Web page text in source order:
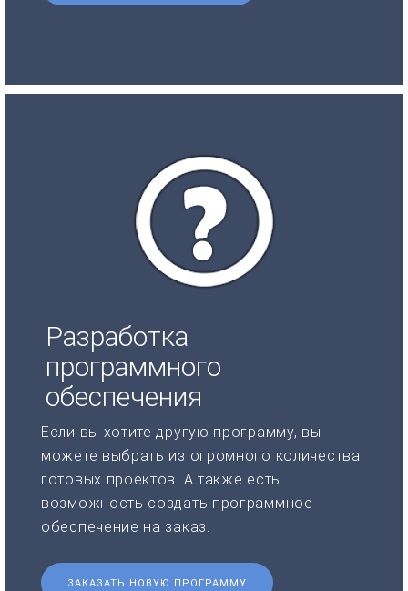
Разработка
программного
обеспечения
Если вы хотите другую программу, вы
можете выбрать из огромного количества
готовых проектов. А также есть
возможность создать программное
обеспечение на заказ.
ЗАКАЗАТЬ НОВУЮ ПРОГРАММУ